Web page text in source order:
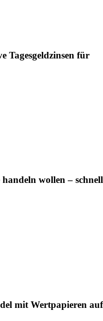
Tagesgeldzinsen für
wollen – schnell
mit Wertpapieren auf